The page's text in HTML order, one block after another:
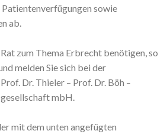
sowie
ab.
zum Thema Erbrecht benötigen, so
melden Sie sich bei der
Dr. Thieler – Prof. Dr. Böh –
mbH.
mit dem unten angefügten